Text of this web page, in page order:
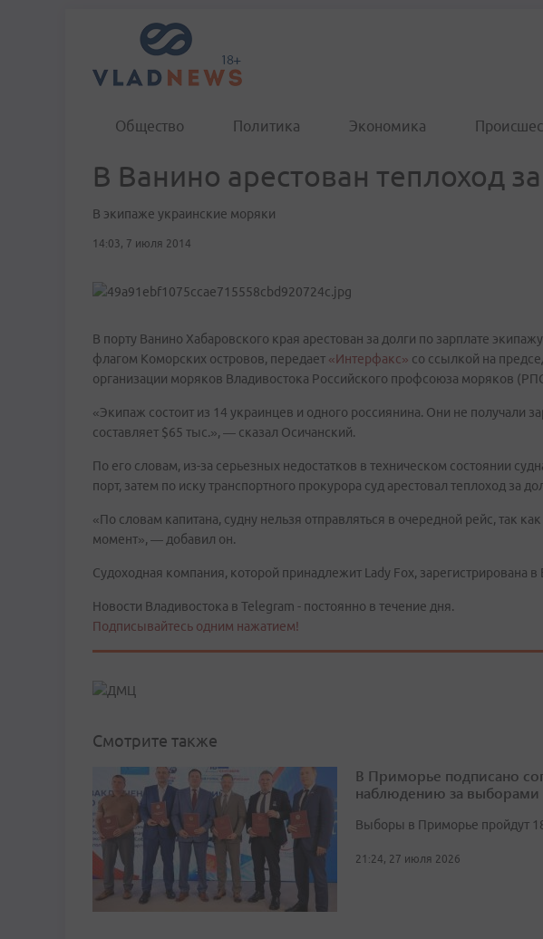
Общество Политика Экономика
В Ванино арестован теплоход
В экипаже украинские моряки
14:03, 7 июля 2014
В порту Ванино Хабаровского края арестован за долги по зарплате
флагом Коморских островов, передает «Интерфакс» со ссылкой на
организации моряков Владивостока Российского профсоюза моряков
«Экипаж состоит из 14 украинцев и одного россиянина. Они не получали
составляет $65 тыс.», — сказал Осичанский.
По его словам, из-за серьезных недостатков в техническом состоянии
порт, затем по иску транспортного прокурора суд арестовал теплоход за
«По словам капитана, судну нельзя отправляться в очередной рейс, так
момент», — добавил он.
Судоходная компания, которой принадлежит Lady Fox, зарегистрирована в
Новости Владивостока в Telegram - постоянно в течение дня.
Подписывайтесь одним нажатием!
Смотрите также
В Приморье подписано
наблюдению за выборами
Выборы в Приморье пройдут
21:24, 27 июля 2026